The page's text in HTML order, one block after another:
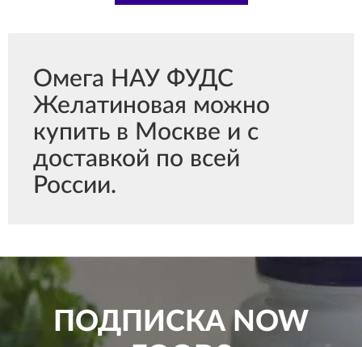
Омега НАУ ФУДС
Желатиновая можно
купить в Москве и с
доставкой по всей
России.
ПОДПИСКАNOW